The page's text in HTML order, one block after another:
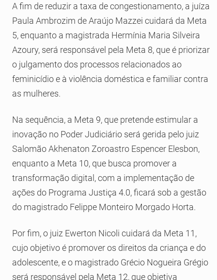
A fim de reduzir a taxa de congestionamento, a juíza
Paula Ambrozim de Araújo Mazzei cuidará da Meta
5, enquanto a magistrada Hermínia Maria Silveira
Azoury, será responsável pela Meta 8, que é priorizar
o julgamento dos processos relacionados ao
feminicídio e à violência doméstica e familiar contra
as mulheres.
Na sequência, a Meta 9, que pretende estimular a
inovação no Poder Judiciário será gerida pelo juiz
Salomão Akhenaton Zoroastro Espencer Elesbon,
enquanto a Meta 10, que busca promover a
transformação digital, com a implementação de
ações do Programa Justiça 4.0, ficará sob a gestão
do magistrado Felippe Monteiro Morgado Horta.
Por fim, o juiz Ewerton Nicoli cuidará da Meta 11,
cujo objetivo é promover os direitos da criança e do
adolescente, e o magistrado Grécio Nogueira Grégio
será responsável pela Meta 12, que objetiva